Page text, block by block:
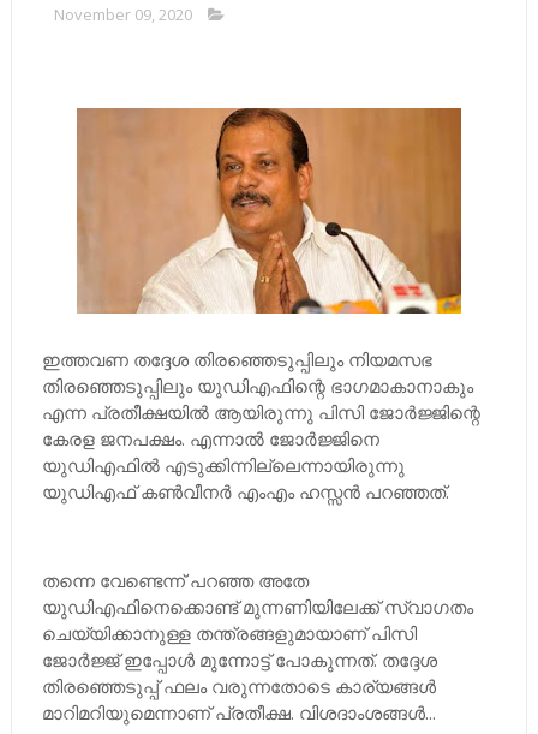
November 09, 2020
ഇത്തവണ തദ്ദേശ തിരഞ്ഞെടുപ്പിലും നിയമസഭ
തിരഞ്ഞെടുപ്പിലും യുഡിഎഫിന്റെ ഭാഗമാകാനാകും
എന്ന പ്രതീക്ഷയില്‍ ആയിരുന്നു പിസി ജോര്‍ജ്ജിന്റെ
കേരള ജനപക്ഷം. എന്നാല്‍ ജോര്‍ജ്ജിനെ
യുഡിഎഫില്‍ എടുക്കിന്നില്ലെന്നായിരുന്നു
യുഡിഎഫ് കണ്‍വീനര്‍ എംഎം ഹസ്സന്‍ പറഞ്ഞത്.
തന്നെ വേണ്ടെന്ന് പറഞ്ഞ അതേ
യുഡിഎഫിനെക്കൊണ്ട് മുന്നണിയിലേക്ക് സ്വാഗതം
ചെയ്യിക്കാനുള്ള തന്ത്രങ്ങളുമായാണ് പിസി
ജോര്‍ജ്ജ് ഇപ്പോള്‍ മുന്നോട്ട് പോകുന്നത്. തദ്ദേശ
തിരഞ്ഞെടുപ്പ് ഫലം വരുന്നതോടെ കാര്യങ്ങള്‍
മാറിമറിയുമെന്നാണ് പ്രതീക്ഷ. വിശദാംശങ്ങള്‍...